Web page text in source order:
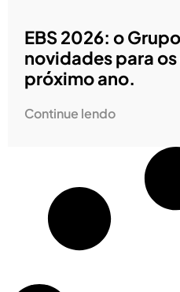
EBS 2026: o
novidades para
próximo ano.
Continue lendo